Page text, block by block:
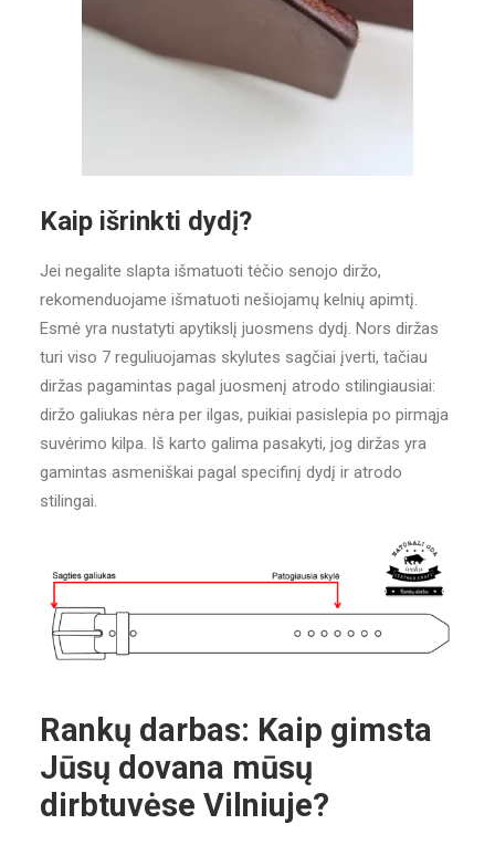
Kaip išrinkti dydį?
Jei negalite slapta išmatuoti tėčio senojo diržo,
rekomenduojame išmatuoti nešiojamų kelnių apimtį.
Esmė yra nustatyti apytikslį juosmens dydį. Nors diržas
turi viso 7 reguliuojamas skylutes sagčiai įverti, tačiau
diržas pagamintas pagal juosmenį atrodo stilingiausiai:
diržo galiukas nėra per ilgas, puikiai pasislepia po pirmąja
suvėrimo kilpa. Iš karto galima pasakyti, jog diržas yra
gamintas asmeniškai pagal specifinį dydį ir atrodo
stilingai.
Rankų darbas: Kaip gimsta
Jūsų dovana mūsų
dirbtuvėse Vilniuje?